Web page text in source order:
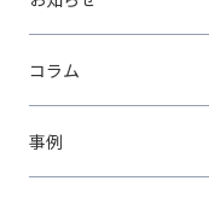
コラム
事例